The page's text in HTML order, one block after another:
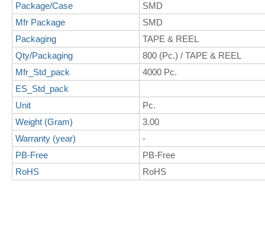
Package/Case
SMD
Mfr Package
SMD
Packaging
TAPE & REEL
Qty/Packaging
800 (Pc.) / TAPE & REEL
Mfr_Std_pack
4000 Pc.
ES_Std_pack
Unit
Pc.
Weight (Gram)
3.00
Warranty (year)
-
PB-Free
PB-Free
RoHS
RoHS